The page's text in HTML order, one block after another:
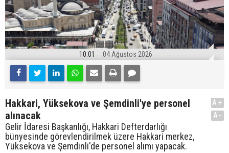
10:01 04 Ağustos 2026
Hakkari, Yüksekova ve Şemdinli'ye personel
alınacak
Gelir İdaresi Başkanlığı, Hakkari Defterdarlığı
bünyesinde görevlendirilmek üzere Hakkari merkez,
Yüksekova ve Şemdinli'de personel alımı yapacak.
A+
A-